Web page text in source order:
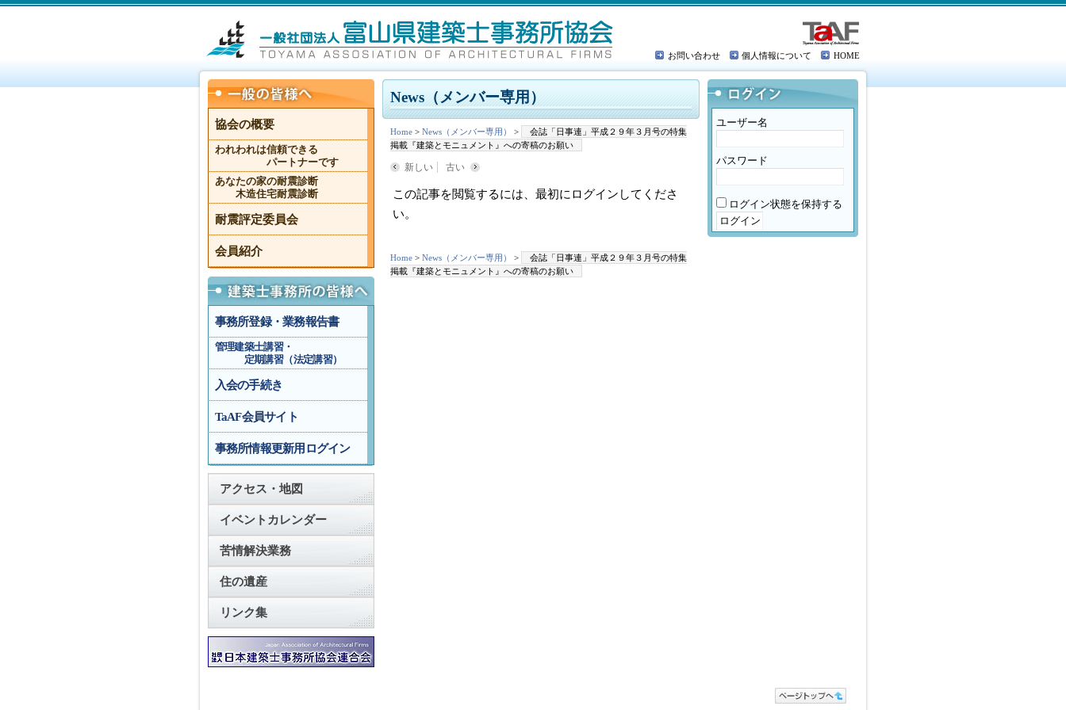
お問い合わせ 個人情報について HOME
News（メンバー専用）
Home > News（メンバー専用） >
会誌「日事連」平成２９年３月号の特集
掲載『建築とモニュメント』への寄稿のお願い
新しい 古い
この記事を閲覧するには、最初にログインしてくださ
い。
Home > News（メンバー専用） >
会誌「日事連」平成２９年３月号の特集
掲載『建築とモニュメント』への寄稿のお願い
協会の概要
われわれは信頼できる
パートナーです
あなたの家の耐震診断
木造住宅耐震診断
耐震評定委員会
会員紹介
事務所登録・業務報告書
管理建築士講習・
定期講習（法定講習）
入会の手続き
TaAF会員サイト
事務所情報更新用ログイン
アクセス・地図
イベントカレンダー
苦情解決業務
住の遺産
リンク集
ユーザー名
パスワード
ログイン状態を保持する